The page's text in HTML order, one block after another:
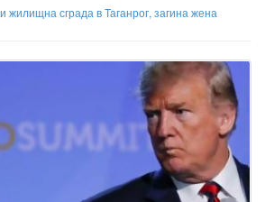
жилищна сграда в Таганрог, загина жена